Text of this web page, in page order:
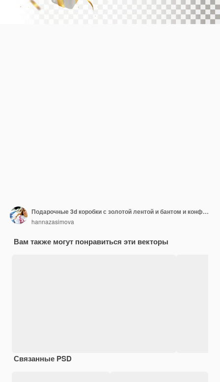
Подарочные 3d коробки с золотой лентой и бантом и конфетти, изолированные на прозрачном фоне Бланк для праздничного баннера или открытки
hannazasimova
Вам также могут понравиться эти векторы
Связанные PSD